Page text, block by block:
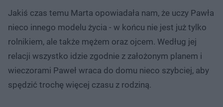
Jakiś czas temu Marta opowiadała nam, że uczy Pawła
nieco innego modelu życia - w końcu nie jest już tylko
rolnikiem, ale także mężem oraz ojcem. Według jej
relacji wszystko idzie zgodnie z założonym planem i
wieczorami Paweł wraca do domu nieco szybciej, aby
spędzić trochę więcej czasu z rodziną.